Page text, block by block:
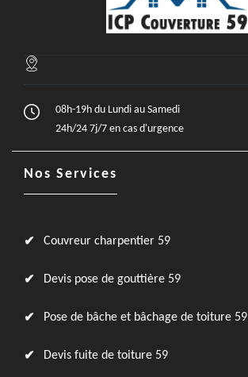
08h-19h du Lundi au Samedi
24h/24 7j/7 en cas d'urgence
Nos Services
Couvreur charpentier 59
Devis pose de gouttière 59
Pose de bâche et bâchage de toiture 59
Devis fuite de toiture 59